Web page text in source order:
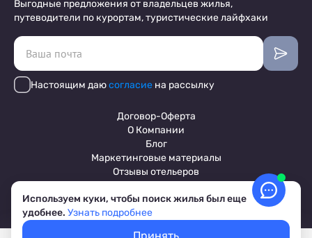
Выгодные предложения от владельцев жилья,
путеводители по курортам, туристические лайфхаки
Настоящим даюсогласие на рассылку
Договор-Оферта
О Компании
Блог
Маркетинговые материалы
Отзывы отельеров
Пользовательское соглашение
Обработка персональных данных
Используем куки, чтобы поиск жилья был еще
удобнее. Узнать подробнее